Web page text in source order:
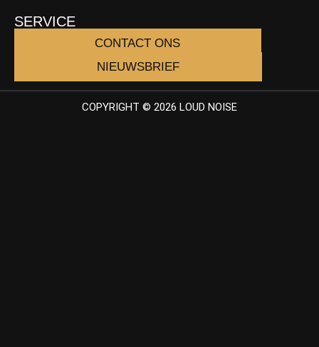
SERVICE
CONTACT ONS
NIEUWSBRIEF
COPYRIGHT © 2026 LOUD NOISE